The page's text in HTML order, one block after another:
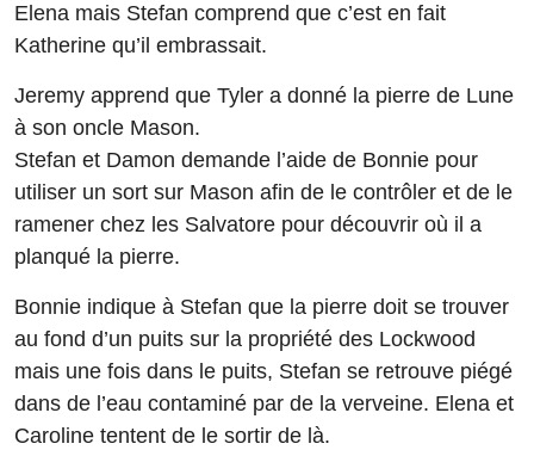
Elena mais Stefan comprend que c’est en fait
Katherine qu’il embrassait.
Jeremy apprend que Tyler a donné la pierre de Lune
à son oncle Mason.
Stefan et Damon demande l’aide de Bonnie pour
utiliser un sort sur Mason afin de le contrôler et de le
ramener chez les Salvatore pour découvrir où il a
planqué la pierre.
Bonnie indique à Stefan que la pierre doit se trouver
au fond d’un puits sur la propriété des Lockwood
mais une fois dans le puits, Stefan se retrouve piégé
dans de l’eau contaminé par de la verveine. Elena et
Caroline tentent de le sortir de là.